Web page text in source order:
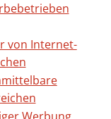
von Internet-